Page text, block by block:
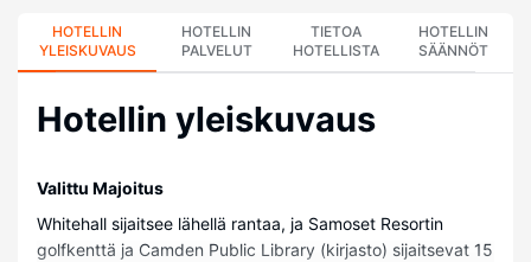
HOTELLIN
YLEISKUVAUS
HOTELLIN
PALVELUT
TIETOA
HOTELLISTA
HOTELLIN
SÄÄNNÖT
Hotellin yleiskuvaus
Valittu Majoitus
Whitehall sijaitsee lähellä rantaa, ja Samoset Resortin
golfkenttä ja Camden Public Library (kirjasto) sijaitsevat 15